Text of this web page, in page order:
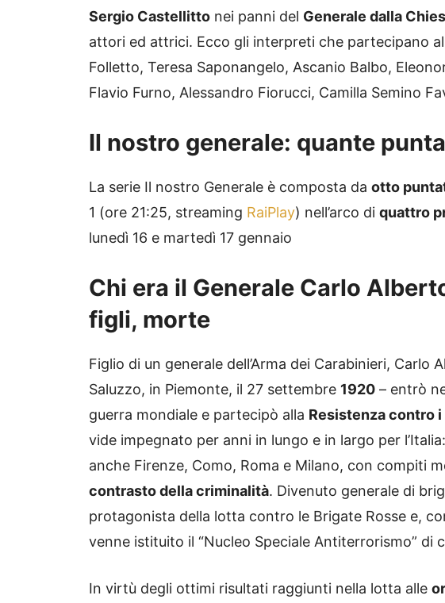
Sergio Castellitto nei panni del Generale dalla
attori ed attrici. Ecco gli interpreti che partecipano
Folletto, Teresa Saponangelo, Ascanio Balbo,
Flavio Furno, Alessandro Fiorucci, Camilla Semino
Il nostro generale: quante
La serie Il nostro Generale è composta da otto
1 (ore 21:25, streaming RaiPlay) nell’arco di quattro
lunedì 16 e martedì 17 gennaio
Chi era il Generale Carlo
figli, morte
Figlio di un generale dell’Arma dei Carabinieri, Carlo
Saluzzo, in Piemonte, il 27 settembre 1920 – entrò
guerra mondiale e partecipò alla Resistenza contro
vide impegnato per anni in lungo e in largo per
anche Firenze, Como, Roma e Milano, con compiti
contrasto della criminalità. Divenuto generale di
protagonista della lotta contro le Brigate Rosse e,
venne istituito il “Nucleo Speciale Antiterrorismo” di
In virtù degli ottimi risultati raggiunti nella lotta alle